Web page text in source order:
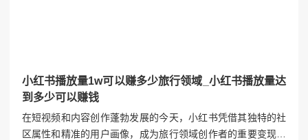
小红书播放量1w可以赚多少旅行领域_小红书播放量达
到多少可以赚钱
在短视频和内容创作蓬勃发展的今天，小红书凭借其独特的社
区属性和精准的用户画像，成为旅行领域创作者的重要变现平